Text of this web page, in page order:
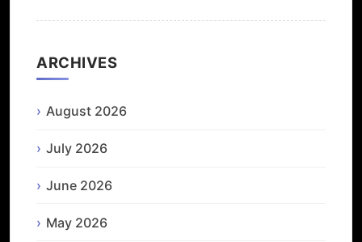
ARCHIVES
August 2026
July 2026
June 2026
May 2026